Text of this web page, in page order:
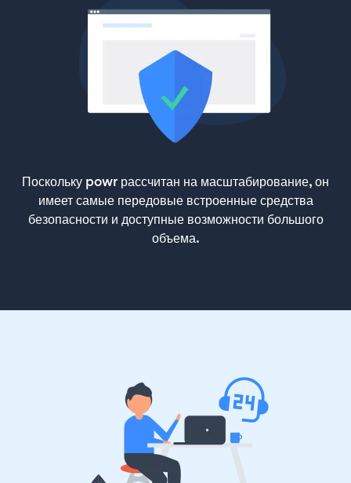
Поскольку powr рассчитан на масштабирование, он
имеет самые передовые встроенные средства
безопасности и доступные возможности большого
объема.